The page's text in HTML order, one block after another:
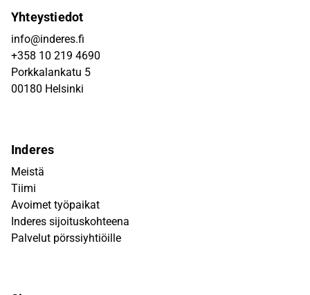
Yhteystiedot
info@inderes.fi
+358 10 219 4690
Porkkalankatu 5
00180 Helsinki
Inderes
Meistä
Tiimi
Avoimet työpaikat
Inderes sijoituskohteena
Palvelut pörssiyhtiöille